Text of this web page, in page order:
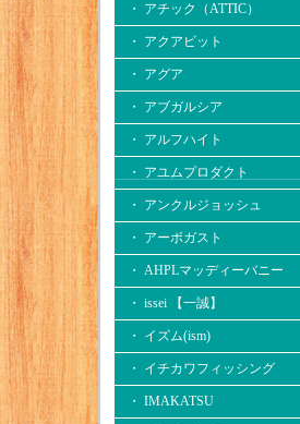
・ アチック（ATTIC）
・ アクアビット
・ アグア
・ アブガルシア
・ アルフハイト
・ アユムプロダクト
・ アンクルジョッシュ
・ アーボガスト
・ AHPLマッディーバニー
・ issei 【一誠】
・ イズム(ism)
・ イチカワフィッシング
・ IMAKATSU